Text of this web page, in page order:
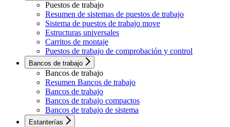
Puestos de trabajo
Resumen de sistemas de puestos de trabajo
Sistema de puestos de trabajo move
Estructuras universales
Carritos de montaje
Puestos de trabajo de comprobación y control
Bancos de trabajo
Bancos de trabajo
Resumen Bancos de trabajo
Bancos de trabajo
Bancos de trabajo compactos
Bancos de trabajo de sistema
Estanterías